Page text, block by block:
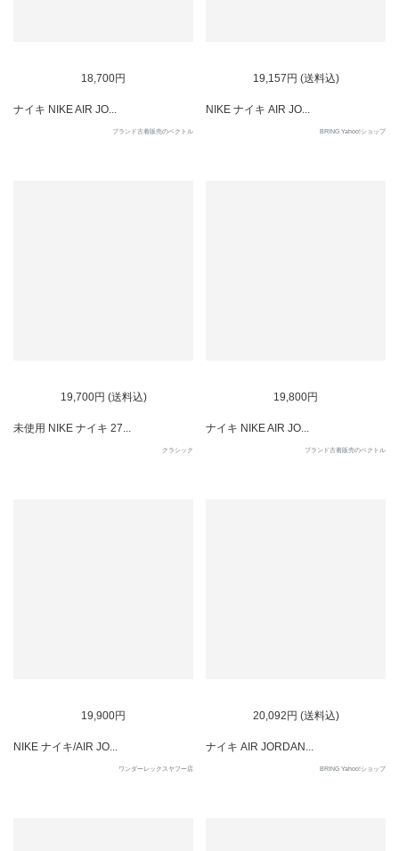
18,700円
ナイキ NIKE AIR JO...
ブランド古着販売のベクトル
19,157円 (送料込)
NIKE ナイキ AIR JO...
BRING Yahoo!ショップ
19,700円 (送料込)
未使用 NIKE ナイキ 27...
クラシック
19,800円
ナイキ NIKE AIR JO...
ブランド古着販売のベクトル
19,900円
NIKE ナイキ/AIR JO...
ワンダーレックスヤフー店
20,092円 (送料込)
ナイキ AIR JORDAN...
BRING Yahoo!ショップ